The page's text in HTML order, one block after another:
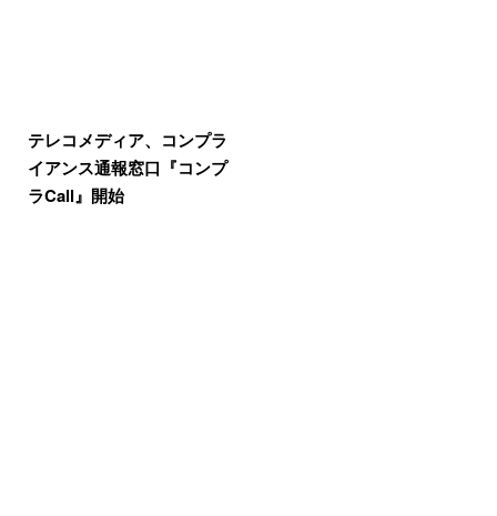
テレコメディア、コンプラ
イアンス通報窓口『コンプ
ラCall』開始